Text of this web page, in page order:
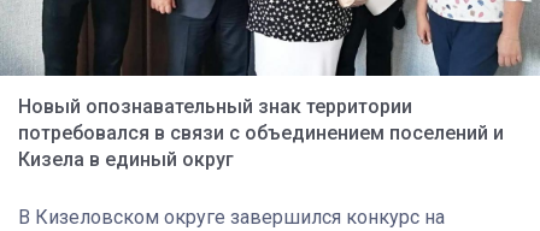
Новый опознавательный знак территории
потребовался в связи с объединением поселений и
Кизела в единый округ
В Кизеловском округе завершился конкурс на